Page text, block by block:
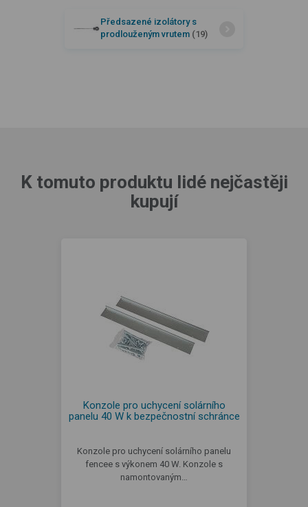
Předsazené izolátory s
prodlouženým vrutem (19)
K tomuto produktu lidé nejčastěji
kupují
Konzole pro uchycení solárního
panelu 40 W k bezpečnostní schránce
Konzole pro uchycení solárního panelu
fencee s výkonem 40 W. Konzole s
namontovaným…